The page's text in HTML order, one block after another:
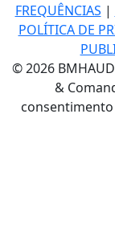
FREQUÊNCIAS |
POLÍTICA DE
© 2026
&